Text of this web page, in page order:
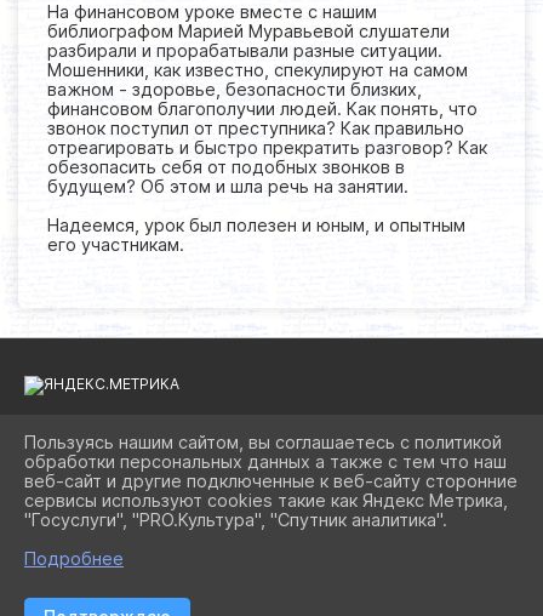
На финансовом уроке вместе с нашим
библиографом Марией Муравьевой слушатели
разбирали и прорабатывали разные ситуации.
Мошенники, как известно, спекулируют на самом
важном - здоровье, безопасности близких,
финансовом благополучии людей. Как понять, что
звонок поступил от преступника? Как правильно
отреагировать и быстро прекратить разговор? Как
обезопасить себя от подобных звонков в
будущем? Об этом и шла речь на занятии.
Надеемся, урок был полезен и юным, и опытным
его участникам.
2026 Г. BIBLIOAST.RU
ВХОД
КАРТА САЙТА
ПОЛИТИКА ОБРАБОТКИ ПЕРСОНАЛЬНЫХ ДАННЫХ
СДЕЛАНО НА KUBCMS
Пользуясь нашим сайтом, вы соглашаетесь с политикой
обработки персональных данных а также с тем что наш
веб-сайт и другие подключенные к веб-сайту сторонние
сервисы используют cookies такие как Яндекс Метрика,
"Госуслуги", "PRO.Культура", "Спутник аналитика".
Подробнее